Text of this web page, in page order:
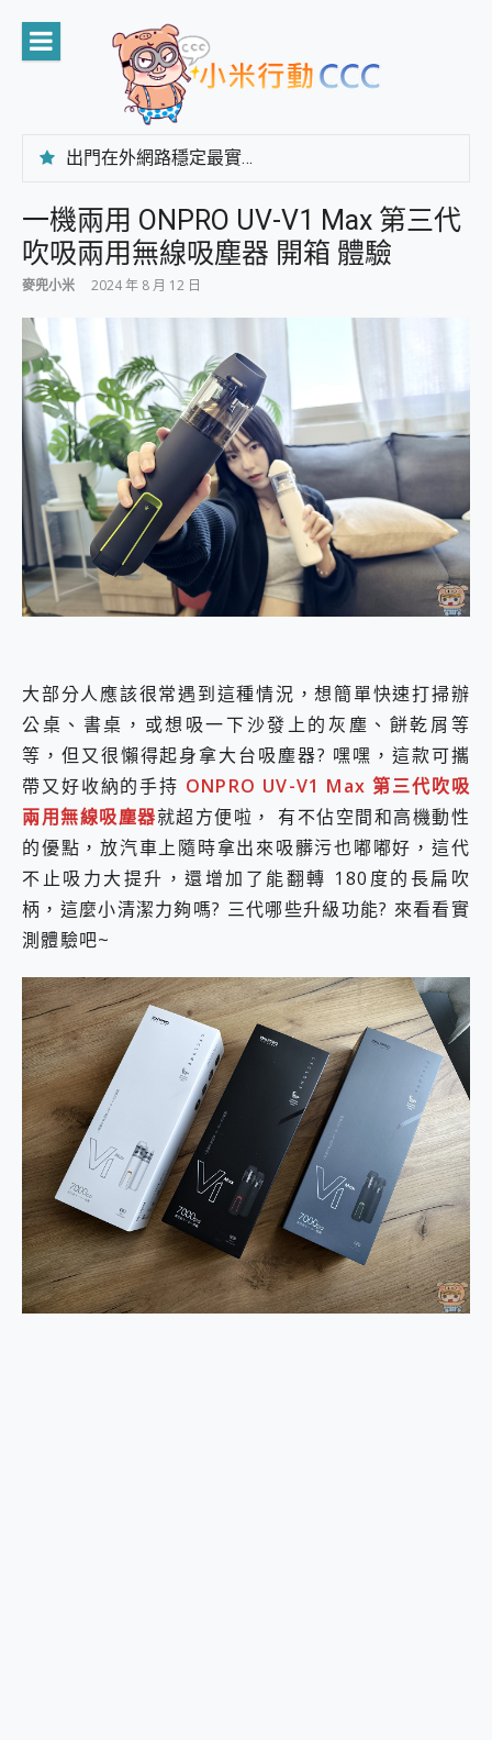
content
出門在外網路穩定最實在 「台灣大哥大」榮獲 4G/5G 在線率全球 NO.3 全台第一與全台六冠王實測心得，走到哪順到哪！
CP 值天花板~ Bongcom BS5 足球君開箱~ 短焦投影機 3千元就能擁有！ 折扣碼在這～
專為 PC上的 XBOX和掌機設計的 FireCuda X1070 SSD 固態硬碟開箱 評測
台灣製攝影機在這裡，100%全無線設計 SpotCam Solo Eco 太陽能防水雲端攝影機 SpotCam Solo 3 2.5K高畫質戶外攝影機 開箱 評測
AI 支付 一錶搞定大小事 Xiaomi Watch 5 開箱 評測
超驚艷 讓人一眼就愛上 LENOVO 聯想 Yoga Book 9 14吋 AI輕薄筆電 開箱 評測
美到讓人超想擁有 moto pad 60 系列 與 Moto | Swarovski razr 60 冰藍限定版本 開箱 評測
好用的 EaseUS Partition Master 讓您輕鬆的移除與格式化有防寫保護的隨身碟或SD卡
一鍵修復模糊影片、舊照的 AI 好幫手! VideoProc Converter AI 新版全解析 × 年末優惠，一篇全看懂
小朋友才做選擇 投影機 RGB藍牙音響 氛圍情境燈 我通通都要！ Starfish 2 幻彩膠囊投影機｜結合「 智慧投影 & 煥彩流動 」的沈浸式生活新體驗
開箱~變身「蜘蛛人」椅子軍師！MSI MPG 491CQP QD-OLED 超寬曲面電競螢幕，多工辦公、爽度滿滿的終極桌面體驗
會走動的冷暖氣 SONY REON POCKET PRO 穿戴式智慧冷暖調溫裝置 開箱 評測
超好用的 PLAUD NotePin AI 智慧錄音膠囊~ 您的AI 秘書已上線 每月免費送你 300分鐘轉寫
COMPUTEX 2025 來囉！AGI亞奇雷 AI・Gaming・創作儲存方案登場，趕快來AGI亞奇雷挑戰任務抽 PS5！
自帶線的 有線無線都能充 ONPRO MagReact M5 10000mAh 5合1 磁吸無線急速行動電源 開箱 評測
飛利浦 JS7310 ⚡【電急便｜行動儲能救車電源】 可靠的旅行夥伴！帶給您優異的安全性與強大供電效能
是螢幕也是電視! 一機超多用途「MSI微星 Modern MD272UPSW 27型」 4K IPS 輕薄商用智慧聯網螢幕 開箱 評測
您的專屬AI 助手 Yoga Slim 7 Aura Edition 觸控AI筆電 開箱 評測
realme 14 Pro 超硬軍規、冰感變色實測，realme 14 5G 遊戲戰鬥值爆表，效能x娛樂全都要！
iPhone、Apple Watch、AirPods耳機 三個設備充電一起搞定 ONPRO MagReact™ M3 3 in 1可攜摺疊無線充電器 開箱 評測
動靜皆宜「HUAWEI FreeArc」開放式耳掛耳機，無感配戴! 超穩超服貼，音質、通話也很優質
好玩好拍 vivo V50 ~ 口袋裡的 Zeiss 潮流攝影棚!
B&O 精品級音響! Home+ 中嘉寬頻 SoundBox 劇院串流盒 開箱 評測
2億 APO蔡司長焦神機降臨~ vivo X200 Pro、vivo X200 就是這麼好拍
EaseUS Vocal Remover 免費線上去聲器一鍵去除人聲 人聲 音樂分離 2024 消除人聲推薦
3 個超值 MHN 飛人工具分享~~ iToolab AnyGo 魔物獵人 Now飛人 ios教學 不出門也可以到處走
全新 SONY Xperia 1 VI 開箱! 相機實測! 長焦覆蓋更遠更清晰、2日長續航、頂尖影音娛樂效能~
Xiaomi 14 Ultra 開箱 評測~ 有深度的 Leica 影像旗艦手機! 加碼小旗艦 Xiaomi 14 開箱 評測
vivo TWS 3e 真無線藍牙耳機智慧降噪升級、音質明亮溫潤，並支援雙設備連接~
MSI Claw 掌機專屬配件包 來囉 完美保護 MSI Claw A1M-026TW 電競掌機
人像旗艦 vivo V30 系列 開箱 評測! 首搭蔡司光學鏡頭、攝影棚級柔光環、拍攝功能最好玩的美拍神機 vivo V30 Pro
多個願望一次滿足 超強散熱 微星 MSI Claw A1M-026TW 電競掌機 開箱 評測
一吸完美對位 擁有超強吸力與超好用的隱磁支架 O-ONE MAG 最會吸的行動電源 開箱 評測
一機兩用 ONPRO UV-V1 Max 第三代
吹吸兩用無線吸塵器 開箱 體驗
麥兜小米 2024 年 8 月 12 日
大部分人應該很常遇到這種情況，想簡單快速打掃辦
公桌、書桌，或想吸一下沙發上的灰塵、餅乾屑等
等，但又很懶得起身拿大台吸塵器? 嘿嘿，這款可攜
帶又好收納的手持 ONPRO UV-V1 Max 第三代吹吸
兩用無線吸塵器就超方便啦， 有不佔空間和高機動性
的優點，放汽車上隨時拿出來吸髒污也嘟嘟好，這代
不止吸力大提升，還增加了能翻轉 180度的長扁吹
柄，這麼小清潔力夠嗎? 三代哪些升級功能? 來看看實
測體驗吧~